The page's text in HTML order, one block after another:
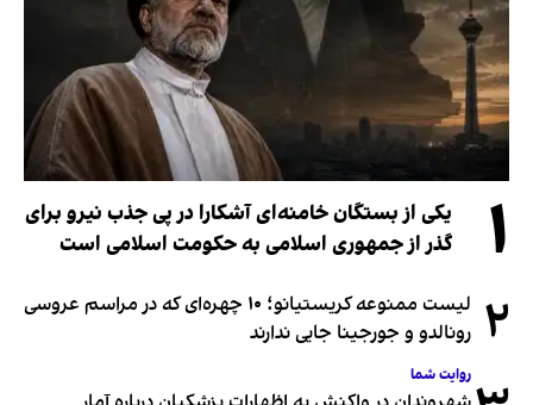
۱
یکی از بستگان خامنه‌ای آشکارا در پی جذب نیرو برای
گذر از جمهوری اسلامی به حکومت اسلامی است
۲
لیست ممنوعه کریستیانو؛ ۱۰ چهره‌ای که در مراسم عروسی
رونالدو و جورجینا جایی ندارند
روایت شما